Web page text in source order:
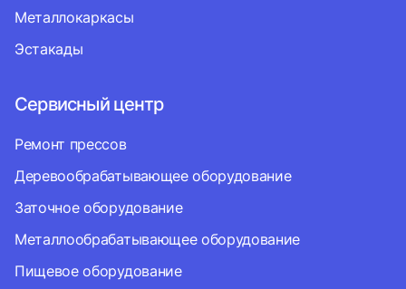
Металлокаркасы
Эстакады
Сервисный центр
Ремонт прессов
Деревообрабатывающее оборудование
Заточное оборудование
Металлообрабатывающее оборудование
Пищевое оборудование